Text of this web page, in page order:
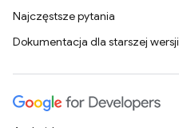
Najczęstsze pytania
Dokumentacja dla starszej wersji